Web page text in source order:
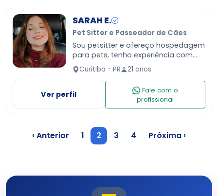
SARAH E.
Pet Sitter e Passeador de Cães
Sou petsitter e ofereço hospedagem
para pets, tenho experiência com
Gatos, cachorro e coelhos. Cuido de
um pet por vez, ou dois do mesmo
dono. Moro em aparta…
Curitiba - PR 21 anos
Ver perfil
Fale com o
profissional
‹ Anterior 1 2 3 4 Próxima ›